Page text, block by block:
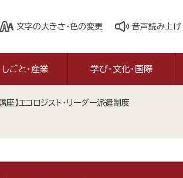
文字の大きさ・色の変更 音声読み上げ
しごと・産業 学び・文化・国際
座】エコロジスト・リーダー派遣制度